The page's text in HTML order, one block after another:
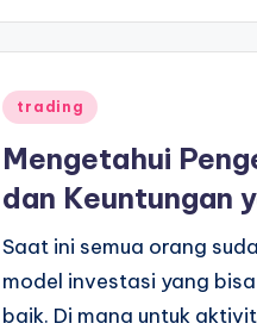
Posted
trading
Mengetahui
dan Keuntungan
Saat ini semua orang
model investasi yang
baik. Di mana untuk